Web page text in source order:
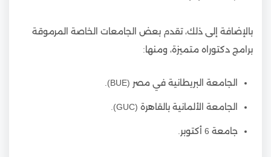
بالإضافة إلى ذلك، تقدم بعض الجامعات الخاصة المرموقة
برامج دكتوراه متميزة، ومنها:
الجامعة البريطانية في مصر (BUE).
الجامعة الألمانية بالقاهرة (GUC).
جامعة 6 أكتوبر.